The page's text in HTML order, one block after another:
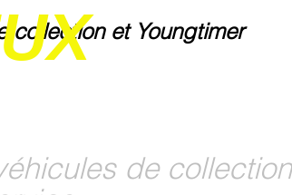
collection et Youngtimer
de collection